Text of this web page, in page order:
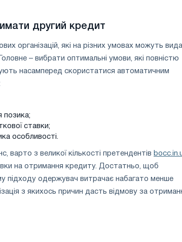
другий кредит
організацій, які на різних умовах можуть
– вибрати оптимальні умови, які повністю
насамперед скористатися автоматичним
позика;
ставки;
особливості.
з великої кількості претендентів
на отримання кредиту. Достатньо, щоб
підходу одержувач витрачає набагато менше
з якихось причин дасть відмову за